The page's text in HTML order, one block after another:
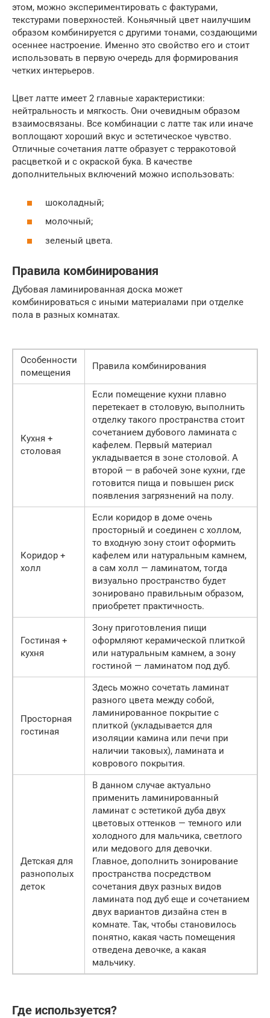
этом, можно экспериментировать с фактурами,
текстурами поверхностей. Коньячный цвет наилучшим
образом комбинируется с другими тонами, создающими
осеннее настроение. Именно это свойство его и стоит
использовать в первую очередь для формирования
четких интерьеров.
Цвет латте имеет 2 главные характеристики:
нейтральность и мягкость. Они очевидным образом
взаимосвязаны. Все комбинации с латте так или иначе
воплощают хороший вкус и эстетическое чувство.
Отличные сочетания латте образует с терракотовой
расцветкой и с окраской бука. В качестве
дополнительных включений можно использовать:
шоколадный;
молочный;
зеленый цвета.
Правила комбинирования
Дубовая ламинированная доска может
комбинироваться с иными материалами при отделке
пола в разных комнатах.
Особенности
помещения
Правила комбинирования
Кухня +
столовая
Если помещение кухни плавно
перетекает в столовую, выполнить
отделку такого пространства стоит
сочетанием дубового ламината с
кафелем. Первый материал
укладывается в зоне столовой. А
второй — в рабочей зоне кухни, где
готовится пища и повышен риск
появления загрязнений на полу.
Коридор +
холл
Если коридор в доме очень
просторный и соединен с холлом,
то входную зону стоит оформить
кафелем или натуральным камнем,
а сам холл — ламинатом, тогда
визуально пространство будет
зонировано правильным образом,
приобретет практичность.
Гостиная +
кухня
Зону приготовления пищи
оформляют керамической плиткой
или натуральным камнем, а зону
гостиной — ламинатом под дуб.
Просторная
гостиная
Здесь можно сочетать ламинат
разного цвета между собой,
ламинированное покрытие с
плиткой (укладывается для
изоляции камина или печи при
наличии таковых), ламината и
коврового покрытия.
Детская для
разнополых
деток
В данном случае актуально
применить ламинированный
ламинат с эстетикой дуба двух
цветовых оттенков — темного или
холодного для мальчика, светлого
или медового для девочки.
Главное, дополнить зонирование
пространства посредством
сочетания двух разных видов
ламината под дуб еще и сочетанием
двух вариантов дизайна стен в
комнате. Так, чтобы становилось
понятно, какая часть помещения
отведена девочке, а какая
мальчику.
Где используется?